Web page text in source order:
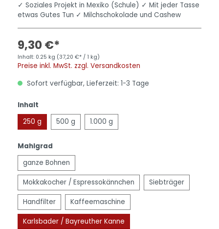
✓ Soziales Projekt in Mexiko (Schule) ✓ Mit jeder Tasse
etwas Gutes Tun ✓ Milchschokolade und Cashew
9,30 €*
Inhalt: 0.25 kg (37,20 €* / 1 kg)
Preise inkl. MwSt. zzgl. Versandkosten
Sofort verfügbar, Lieferzeit: 1-3 Tage
Inhalt
250 g
500 g 1.000 g
Mahlgrad
ganze Bohnen
Mokkakocher / Espressokännchen Siebträger
Handfilter Kaffeemaschine
Karlsbader / Bayreuther Kanne